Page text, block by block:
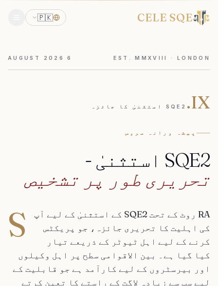
CELE SQE
🇵🇰
EST. MMXVIII · LONDON
6
AUGUST 2026
IX. SQE2 استثنیٰ کا جائزہ
پیشہ ورانہ سروس
SQE2 استثنیٰ -
تحریری طور پر تشخیص
S
RA روٹ کے تحت SQE2 کے استثنیٰ کے لیے آپ
کی اہلیت کا تحریری جائزہ، جو پریکٹس
کرنے کے لیے اہل ٹیوٹر کے ذریعے تیار
کیا گیا ہے۔ بین الاقوامی سطح پر اہل وکیلوں
اور بیرسٹروں کے لیے کارآمد ہے جو قابلیت کے
لیے سب سے زیادہ لاگت کے راستے کا تعین کرتے